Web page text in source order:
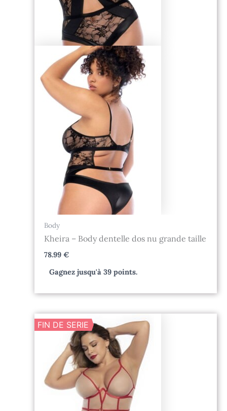
Body
Kheira – Body dentelle dos nu grande taille
78.99€
Gagnez jusqu'à 39 points.
FIN DE SERIE
Le
prix
initial
était :
78.99 €.
prix
actuel
est :
35.55 €.